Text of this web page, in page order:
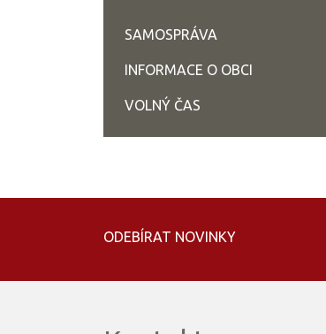
SAMOSPRÁVA
INFORMACE O OBCI
VOLNÝ ČAS
ODEBÍRAT NOVINKY